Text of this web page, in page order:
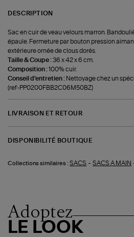
DESCRIPTION
Sac en cuir de veau velours marron.
épaule. Fermeture par bouton pression
extérieure ornée de clous dorés.
Taille & Coupe :36 x 42 x 6 cm.
Composition :100% cuir.
Conseil d'entretien : Nettoyage chez un
(ref-PP0200FBB2C06M50BZ)
LIVRAISON ET RETOUR
DISPONIBILITÉ BOUTIQUE
Collections similaires : SACS -SACS A MAIN
Adoptez
LE LOOK